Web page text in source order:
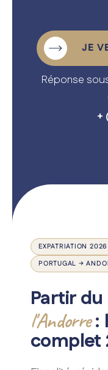
Accueil
Nos
A
JE
Réponse
+
EXPATRIATION 2026
PORTUGAL →
Partir
l'Andorre:
complet